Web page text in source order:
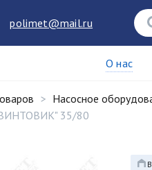
polimet@mail.ru
О нас
Насосное
35/80